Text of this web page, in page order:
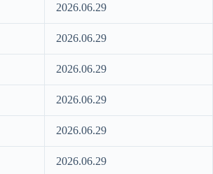
2026.06.29
2026.06.29
2026.06.29
2026.06.29
2026.06.29
2026.06.29